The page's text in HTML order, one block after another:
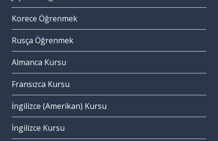
Korece Öğrenmek
Rusça Öğrenmek
Almanca Kursu
Fransızca Kursu
İngilizce (Amerikan) Kursu
İngilizce Kursu